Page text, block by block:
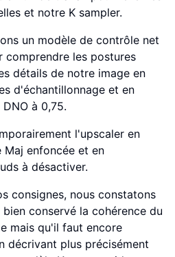
et notre K sampler.
un modèle de contrôle net
comprendre les postures
détails de notre image en
d'échantillonnage et en
à 0,75.
l'upscaler en
Maj enfoncée et en
à désactiver.
consignes, nous constatons
conservé la cohérence du
mais qu'il faut encore
décrivant plus précisément